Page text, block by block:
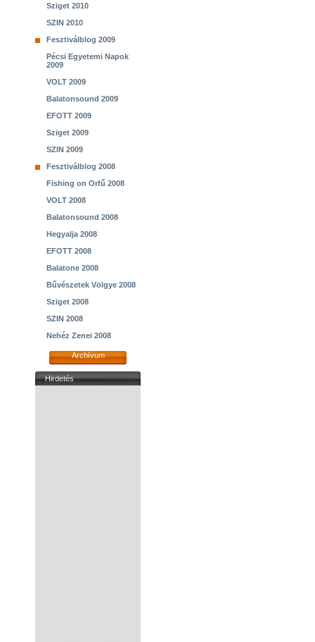
Sziget 2010
SZIN 2010
Fesztiválblog 2009
Pécsi Egyetemi Napok
2009
VOLT 2009
Balatonsound 2009
EFOTT 2009
Sziget 2009
SZIN 2009
Fesztiválblog 2008
Fishing on Orfű 2008
VOLT 2008
Balatonsound 2008
Hegyalja 2008
EFOTT 2008
Balatone 2008
Bűvészetek Völgye 2008
Sziget 2008
SZIN 2008
Nehéz Zenei 2008
Archívum
Hirdetés